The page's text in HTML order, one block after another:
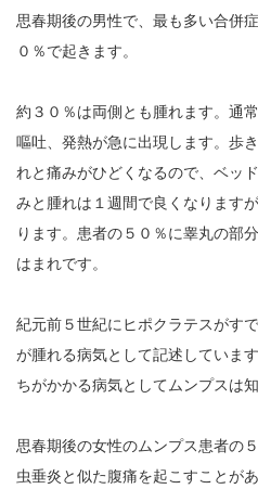
思春期後の男性で、最も多い合併
０％で起きます。
約３０％は両側とも腫れます。通
嘔吐、発熱が急に出現します。歩
れと痛みがひどくなるので、ベッ
みと腫れは１週間で良くなります
ります。患者の５０％に睾丸の部
はまれです。
紀元前５世紀にヒポクラテスがす
が腫れる病気として記述していま
ちがかかる病気としてムンプスは
思春期後の女性のムンプス患者の
虫垂炎と似た腹痛を起こすことが